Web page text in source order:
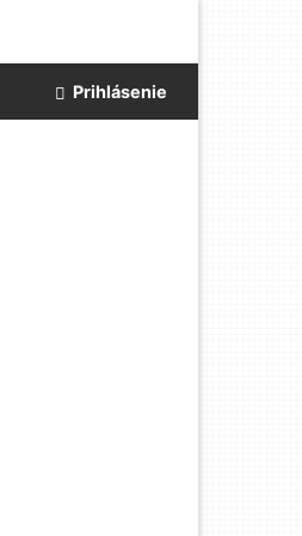
Prihlásenie